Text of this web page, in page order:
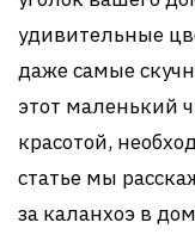
удивительные
даже самые
этот маленький
красотой,
статье мы
за каланхоэ в